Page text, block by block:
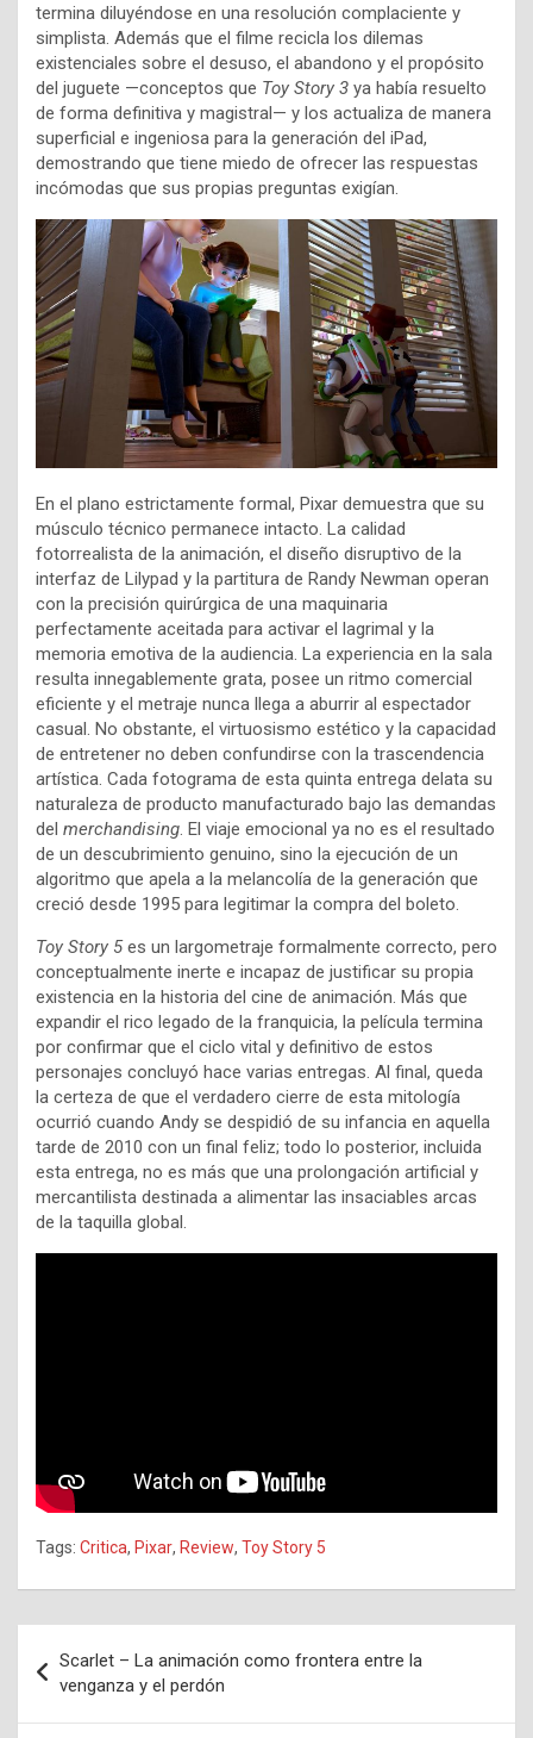
termina diluyéndose en una resolución complaciente y
simplista. Además que el filme recicla los dilemas
existenciales sobre el desuso, el abandono y el propósito
del juguete —conceptos que Toy Story 3 ya había resuelto
de forma definitiva y magistral— y los actualiza de manera
superficial e ingeniosa para la generación del iPad,
demostrando que tiene miedo de ofrecer las respuestas
incómodas que sus propias preguntas exigían.
En el plano estrictamente formal, Pixar demuestra que su
músculo técnico permanece intacto. La calidad
fotorrealista de la animación, el diseño disruptivo de la
interfaz de Lilypad y la partitura de Randy Newman operan
con la precisión quirúrgica de una maquinaria
perfectamente aceitada para activar el lagrimal y la
memoria emotiva de la audiencia. La experiencia en la sala
resulta innegablemente grata, posee un ritmo comercial
eficiente y el metraje nunca llega a aburrir al espectador
casual. No obstante, el virtuosismo estético y la capacidad
de entretener no deben confundirse con la trascendencia
artística. Cada fotograma de esta quinta entrega delata su
naturaleza de producto manufacturado bajo las demandas
del merchandising. El viaje emocional ya no es el resultado
de un descubrimiento genuino, sino la ejecución de un
algoritmo que apela a la melancolía de la generación que
creció desde 1995 para legitimar la compra del boleto.
Toy Story 5es un largometraje formalmente correcto, pero
conceptualmente inerte e incapaz de justificar su propia
existencia en la historia del cine de animación. Más que
expandir el rico legado de la franquicia, la película termina
por confirmar que el ciclo vital y definitivo de estos
personajes concluyó hace varias entregas. Al final, queda
la certeza de que el verdadero cierre de esta mitología
ocurrió cuando Andy se despidió de su infancia en aquella
tarde de 2010 con un final feliz; todo lo posterior, incluida
esta entrega, no es más que una prolongación artificial y
mercantilista destinada a alimentar las insaciables arcas
de la taquilla global.
Tags: Critica, Pixar, Review, Toy Story 5
de
entradas
Scarlet – La animación como frontera entre la
venganza y el perdón